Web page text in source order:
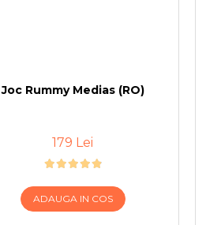
Joc Rummy Medias (RO)
179 Lei
ADAUGA IN COS